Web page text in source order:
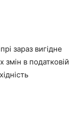
зараз вигідне
змін в податковій